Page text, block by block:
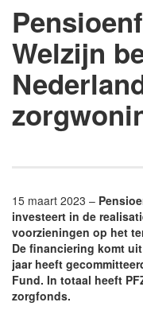
Welzijn
15 maart 2023 –
investeert in de
voorzieningen op het
De financiering komt
jaar heeft
Fund. In totaal heeft
zorgfonds.